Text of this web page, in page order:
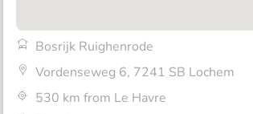
Bosrijk Ruighenrode
Vordenseweg 6, 7241 SB Lochem
530 km from Le Havre